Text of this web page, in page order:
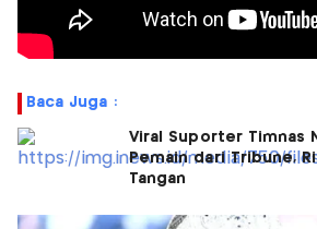
Baca Juga :
Viral Suporter Timnas
Pemain dari Tribune,
Tangan